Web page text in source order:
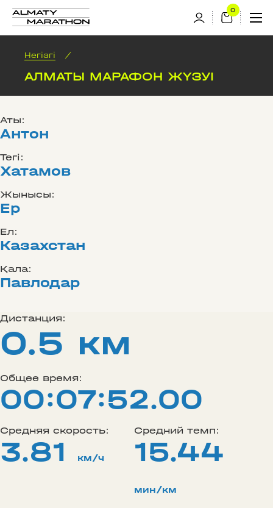
Негізгі /
АЛМАТЫ МАРАФОН ЖҮЗУІ
Аты:
Антон
Тегі:
Хатамов
Жынысы:
Ер
Ел:
Казахстан
Қала:
Павлодар
Дистанция:
0.5 км
Общее время:
00:07:52.00
Средняя скорость:
3.81 км/ч
Средний темп:
15.44
мин/км